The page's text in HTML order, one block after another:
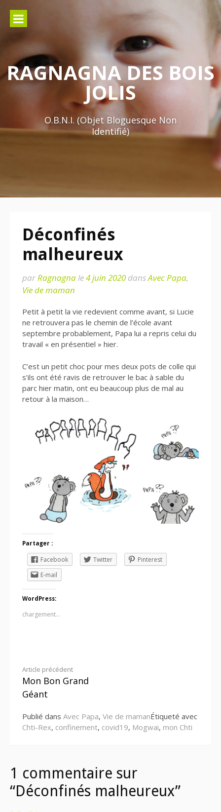
contenu
RAGNAGNA DES BOIS
JOLIS
O.B.N.I. (Objet Bloguesque Non
Identifié)
Déconfinés
malheureux
parRagnagnale4 juin 2020 dansAvec Papa,
Vie de maman
Petit à petit la vie redevient comme avant, si Lucie
ne retrouvera pas le chemin de l’école avant
septembre probablement, Papa lui a repris celui du
travail « en présentiel » hier.
C’est un petit choc pour mes deux pots de colle qui
s’ils ont été ravis de retrouver le bac à sable du
parc hier matin, ont eu beaucoup plus de mal au
retour à la maison…
Partager :
Facebook Twitter
Pinterest
E-mail
WordPress:
chargement…
Lire
la
Article précédent
Mon Bon Grand
Géant
Publié dans Avec Papa, Vie de mamanÉtiqueté avec
Chti-Rex, confinement, covid19, Mogwai, mon Chti
1 commentaire sur
“Déconfinés malheureux”